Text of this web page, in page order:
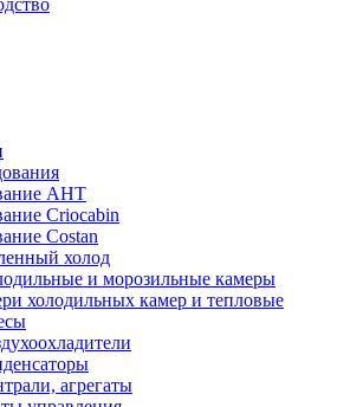
AHT
Criocabin
Costan
холод
и морозильные камеры
холодильных камер и тепловые
агрегаты